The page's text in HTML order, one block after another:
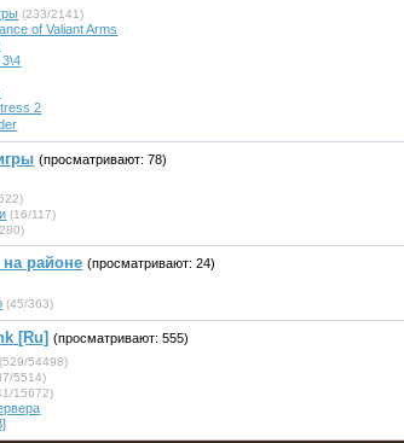
(233/2141)
of Valiant Arms
3\4
2
(просматривают: 78)
(16/117)
на районе (просматривают: 24)
(45/363)
[Ru] (просматривают: 555)
(529/54498)
5514)
15672)